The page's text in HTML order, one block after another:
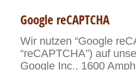
Google reCAPTCHA
Wir nutzen “Google
“reCAPTCHA”) auf
Google Inc., 1600